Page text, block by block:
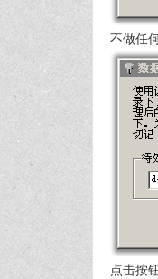
不做任
点击按